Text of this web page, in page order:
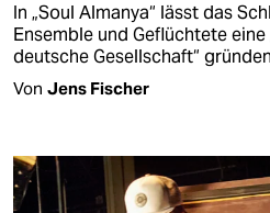
In „Soul Almanya“ lässt das
Ensemble und Geflüchtete
deutsche Gesellschaft“
Von Jens Fischer